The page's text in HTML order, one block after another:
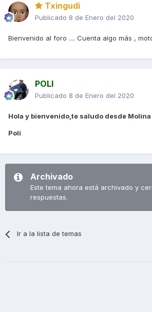
Txingudi
Publicado 8 de Enero del 2020
Bienvenido al foro .... Cuenta algo más ,
POLI
Publicado 8 de Enero del 2020
Hola y bienvenido,te saludo desde
Poli
Archivado
Este tema ahora está archivado y
respuestas.
Ir a la lista de temas